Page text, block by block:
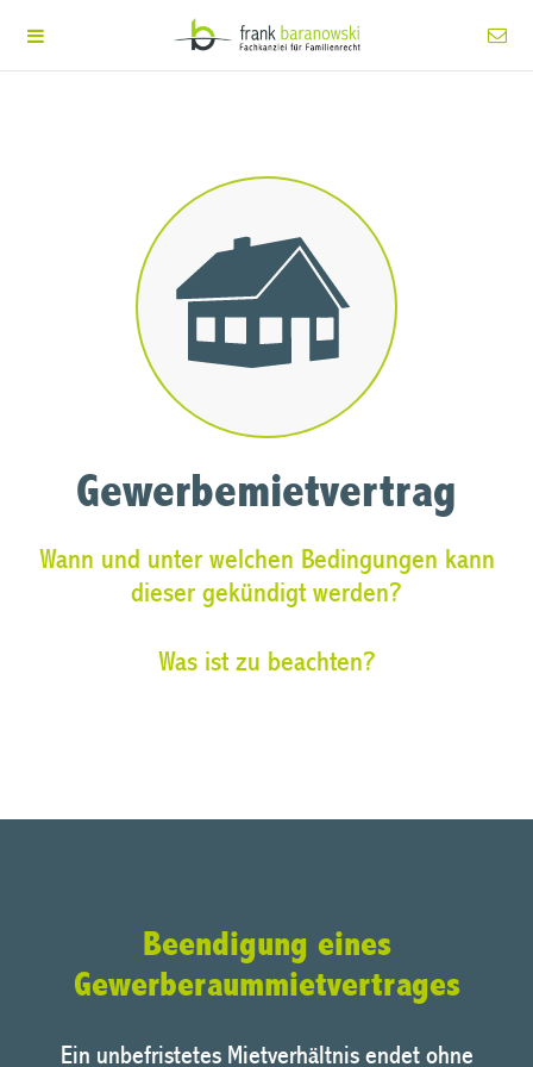
Gewerbemietvertrag
Wann und unter welchen Bedingungen kann
dieser gekündigt werden?
Was ist zu beachten?
Beendigung eines
Gewerberaummietvertrages
Ein unbefristetes Mietverhältnis endet ohne